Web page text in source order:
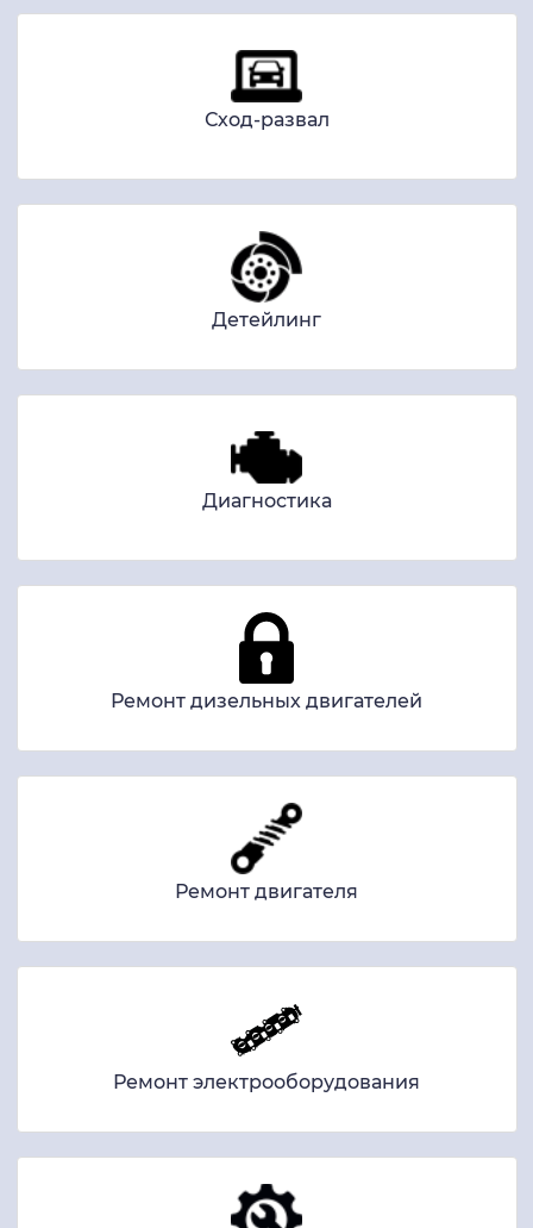
Сход-развал
Детейлинг
Диагностика
Ремонт дизельных двигателей
Ремонт двигателя
Ремонт электрооборудования